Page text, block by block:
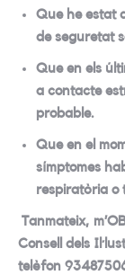
Que he estat
de seguretat
Que en els
a contacte
probable.
Que en el
símptomes
respiratòria o
Tanmateix,
Consell dels
telèfon